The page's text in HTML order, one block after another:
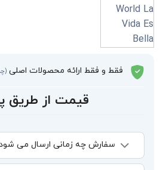
فقط و فقط ارائه محصولات اصلی
قیمت از طریق
سفارش چه زمانی ارسال می